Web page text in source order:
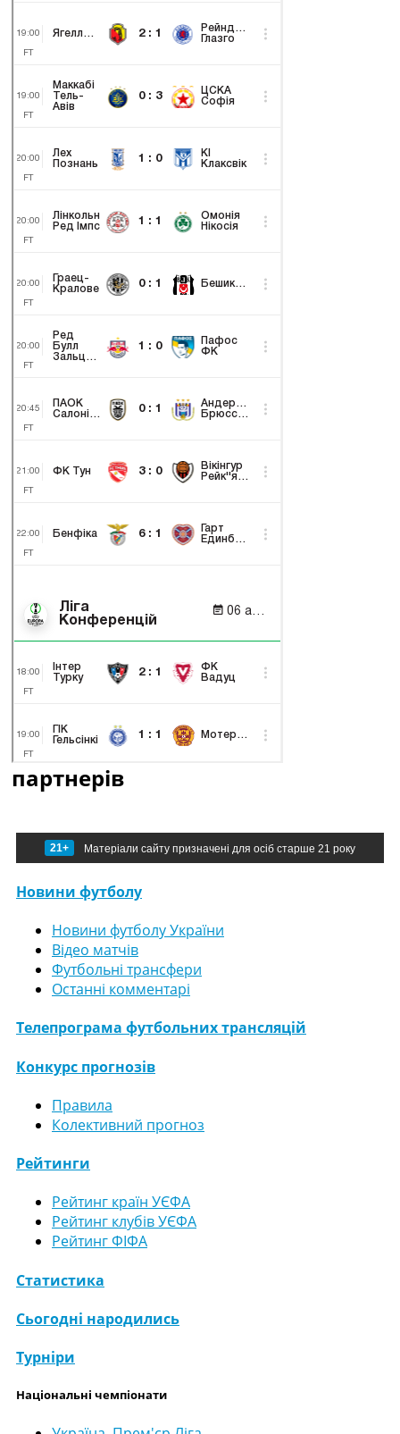
партнерів
21+ Матеріали сайту призначені для осіб старше 21 року
Новини футболу
Новини футболу України
Відео матчів
Футбольні трансфери
Останні комментарі
Телепрограма футбольних трансляцій
Конкурс прогнозів
Правила
Колективний прогноз
Рейтинги
Рейтинг країн УЄФА
Рейтинг клубів УЄФА
Рейтинг ФІФА
Статистика
Сьогодні народились
Турніри
Національні чемпіонати